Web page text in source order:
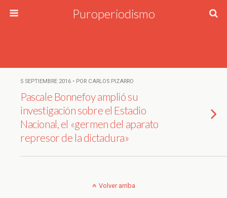
Puroperiodismo
5 SEPTIEMBRE 2016 • POR CARLOS PIZARRO
Pascale Bonnefoy amplió su
investigación sobre el Estadio
Nacional, el «germen del aparato
represor de la dictadura»
Volver arriba